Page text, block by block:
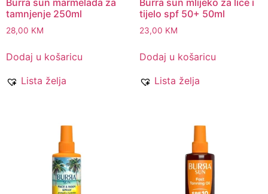
tamnjenje 250ml
28,00 KM
Dodaj u košaricu
Lista želja
tijelo spf 50+ 50ml
23,00 KM
Dodaj u košaricu
Lista želja